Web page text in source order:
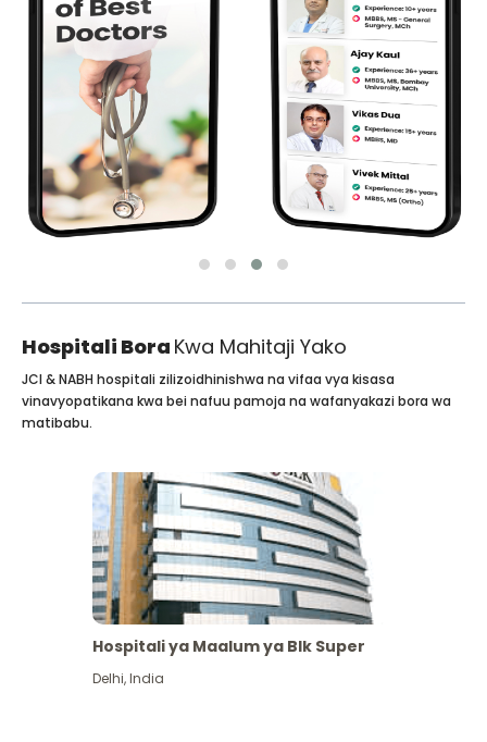
Hospitali Bora Kwa Mahitaji Yako
JCI & NABH hospitali zilizoidhinishwa na vifaa vya kisasa
vinavyopatikana kwa bei nafuu pamoja na wafanyakazi bora wa
matibabu.
Hospitali ya Maalum ya Blk Super
Delhi,India